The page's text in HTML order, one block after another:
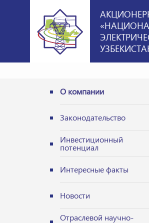
О компании
Законодательство
Инвестиционный
потенциал
Интересные факты
Новости
Отраслевой научно-